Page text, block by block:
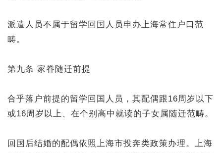
派遣人员不属于留学回国人员申办上海常住户口范
畴。
第九条 家眷随迁前提
合乎落户前提的留学回国人员，其配偶跟16周岁以下
或16周岁以上、在个别高中就读的子女属随迁范畴。
回国后结婚的配偶依照上海市投奔类政策办理。上海